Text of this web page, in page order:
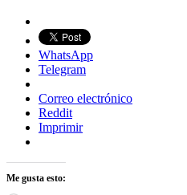
WhatsApp
Telegram
Correo electrónico
Reddit
Imprimir
Me gusta esto: